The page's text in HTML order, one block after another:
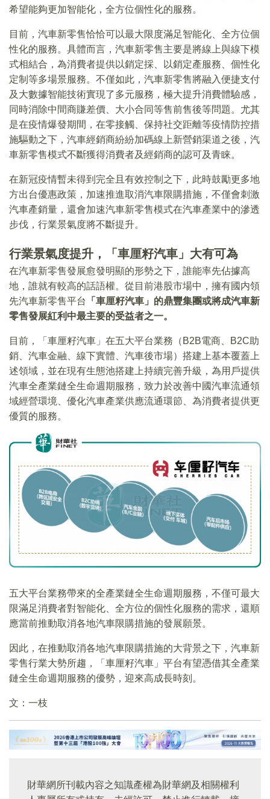
希望能夠更加智能化，全方位個性化的服務。
目前，汽車新零售恰恰可以最大限度滿足智能化、全方位個
性化的服務。具體而言，汽車新零售主要是將線上與線下模
式相結合，為消費者提供以銷定採、以銷定產服務、個性化
定制等多場景服務。不僅如此，汽車新零售將融入便捷支付
及大數據智能技術實現了多元服務，極大提升消費體驗感，
同時消除中間商賺差價、大小合同等售前售後等問題。尤其
是在疫情爆發期間，在零接觸、保持社交距離等疫情防控措
施驅動之下，汽車經銷商紛紛加碼線上新營銷渠道之後，汽
車新零售模式不斷獲得消費者及經銷商的認可及青睐。
在新冠疫情暫未得到完全且有效控制之下，此時鼓勵更多地
方出台優惠政策，加速推進取消汽車限購措施，不僅會刺激
汽車產銷量，還會加速汽車新零售模式在汽車產業中的滲透
步伐，行業景氣度將不斷提升。
行業景氣度提升，「車厘籽汽車」大有可為
在汽車新零售發展愈發明顯的形勢之下，誰能率先佔據高
地，誰就有較高的話語權。從目前港股市場中，擁有國内領
先汽車新零售平台
「車厘籽汽車」的鼎豐集團或將成汽車新
零售發展紅利中最主要的受益者之一。
目前，「車厘籽汽車」在五大平台業務（B2B電商、B2C助
銷、汽車金融、線下實體、汽車後市場）搭建上基本覆蓋上
述領域，並在現有生態池搭建上持續完善升級，為用戶提供
汽車全產業鏈全生命週期服務，致力於改善中國汽車流通領
域經營環境、優化汽車產業供應流通環節、為消費者提供更
優質的服務。
五大平台業務帶來的全產業鏈全生命週期服務，不僅可最大
限滿足消費者對智能化、全方位的個性化服務的需求，還順
應當前推動取消各地汽車限購措施的發展願景。
因此，在推動取消各地汽車限購措施的大背景之下，汽車新
零售行業大勢所趨，「車厘籽汽車」平台有望憑借其全產業
鏈全生命週期服務的優勢，迎來高成長時刻。
文：一枝
財華網所刊載內容之知識產權為財華網及相關權利